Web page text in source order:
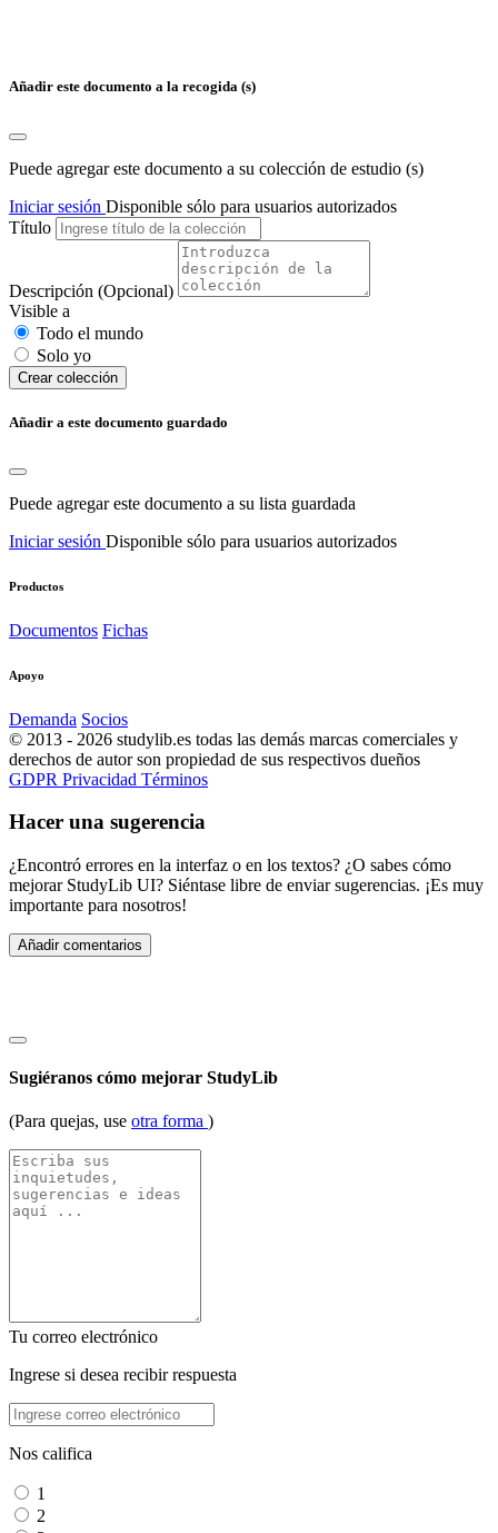
Añadir este documento a la recogida (s)
Puede agregar este documento a su colección de estudio (s)
Iniciar sesión Disponible sólo para usuarios autorizados
Título
Descripción (Opcional)
Visible a
Todo el mundo
Solo yo
Сrear colección
Añadir a este documento guardado
Puede agregar este documento a su lista guardada
Iniciar sesión Disponible sólo para usuarios autorizados
Productos
Documentos Fichas
Apoyo
Demanda Socios
© 2013 - 2026 studylib.es todas las demás marcas comerciales y
derechos de autor son propiedad de sus respectivos dueños
GDPR Privacidad Términos
Hacer una sugerencia
¿Encontró errores en la interfaz o en los textos? ¿O sabes cómo
mejorar StudyLib UI? Siéntase libre de enviar sugerencias. ¡Es muy
importante para nosotros!
Añadir comentarios
Sugiéranos cómo mejorar StudyLib
(Para quejas, use otra forma )
Tu correo electrónico
Ingrese si desea recibir respuesta
Nos califica
1
2